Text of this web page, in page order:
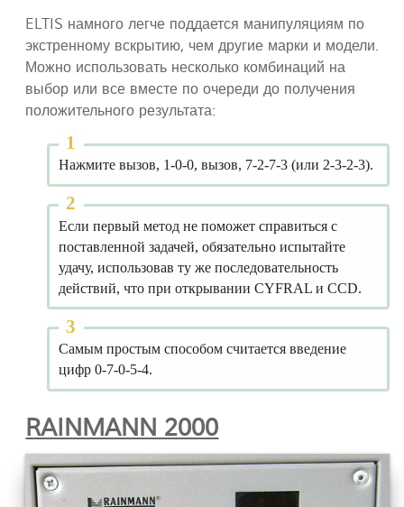
ELTIS намного легче поддается манипуляциям по
экстренному вскрытию, чем другие марки и модели.
Можно использовать несколько комбинаций на
выбор или все вместе по очереди до получения
положительного результата:
Нажмите вызов, 1-0-0, вызов, 7-2-7-3 (или 2-3-2-3).
Если первый метод не поможет справиться с
поставленной задачей, обязательно испытайте
удачу, использовав ту же последовательность
действий, что при открывании CYFRAL и CCD.
Самым простым способом считается введение
цифр 0-7-0-5-4.
RAINMANN 2000